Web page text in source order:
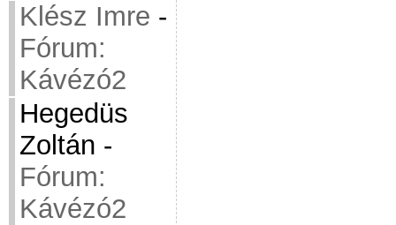
Klész Imre -
Fórum:
Kávézó2
Hegedüs
Zoltán -
Fórum:
Kávézó2